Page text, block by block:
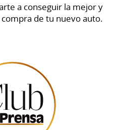
a conseguir la mejor y
de tu nuevo auto.